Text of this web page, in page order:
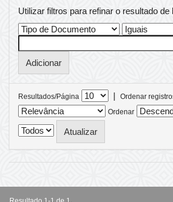
Utilizar filtros para refinar o resultado de
Resultados/Página |
Ordenar
Ordenar